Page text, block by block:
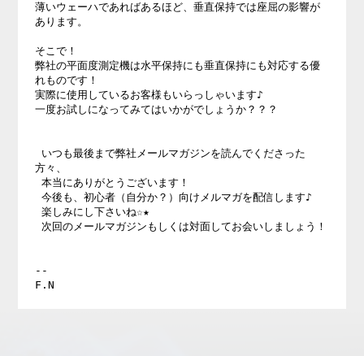
薄いウェーハであればあるほど、垂直保持では座屈の影響が
あります。
そこで！
弊社の平面度測定機は水平保持にも垂直保持にも対応する優
れものです！
実際に使用しているお客様もいらっしゃいます♪
一度お試しになってみてはいかがでしょうか？？？
方々、
--